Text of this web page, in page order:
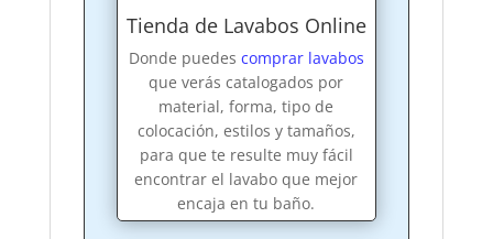
Tienda de Lavabos Online
Donde puedes comprar lavabos
que verás catalogados por
material, forma, tipo de
colocación, estilos y tamaños,
para que te resulte muy fácil
encontrar el lavabo que mejor
encaja en tu baño.